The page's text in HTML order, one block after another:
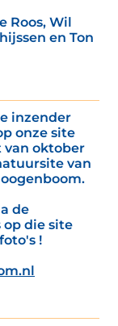
Roos, Wil
en Ton
inzender
onze site
van oktober
van
de
op die site
!